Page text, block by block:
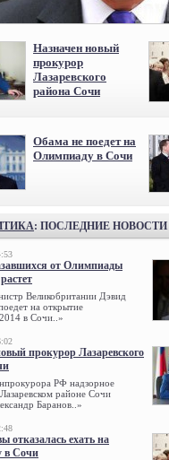
Назначен новый
прокурор
Лазаревского
района Сочи
Обама не поедет на
Олимпиаду в Сочи
: ПОСЛЕДНИЕ НОВОСТИ
от Олимпиады
Великобритании Дэвид
на открытие
в Сочи..»
прокурор Лазаревского
РФ надзорное
районе Сочи
Баранов..»
отказалась ехать на
в Сочи